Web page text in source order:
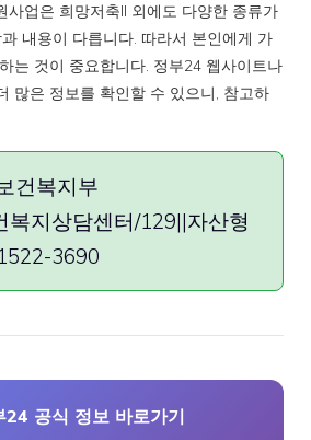
사업은 희망저축II 외에도 다양한 종류가
내용이 다릅니다. 따라서 본인에게 가
는 것이 중요합니다. 정부24 웹사이트나
많은 정보를 확인할 수 있으니, 참고하
건복지부
복지상담센터/129||자산형
3690
24 공식 정보 바로가기